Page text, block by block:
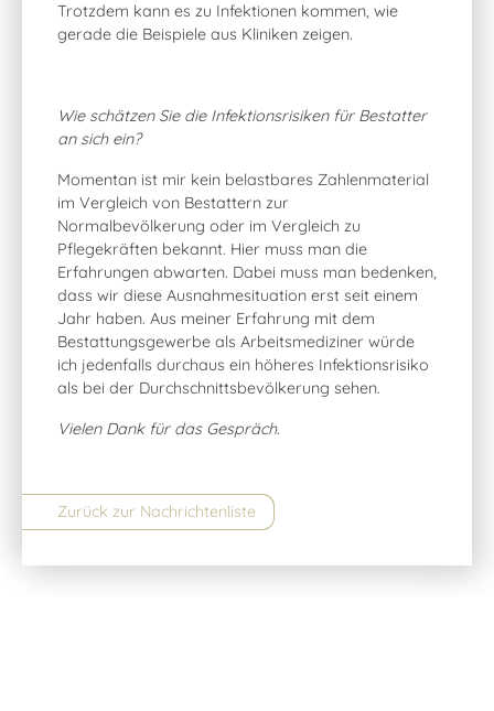
Trotzdem kann es zu Infektionen kommen, wie
gerade die Beispiele aus Kliniken zeigen.
Wie schätzen Sie die Infektionsrisiken für Bestatter
an sich ein?
Momentan ist mir kein belastbares Zahlenmaterial
im Vergleich von Bestattern zur
Normalbevölkerung oder im Vergleich zu
Pflegekräften bekannt. Hier muss man die
Erfahrungen abwarten. Dabei muss man bedenken,
dass wir diese Ausnahmesituation erst seit einem
Jahr haben. Aus meiner Erfahrung mit dem
Bestattungsgewerbe als Arbeitsmediziner würde
ich jedenfalls durchaus ein höheres Infektionsrisiko
als bei der Durchschnittsbevölkerung sehen.
Vielen Dank für das Gespräch.
Zurück zur Nachrichtenliste